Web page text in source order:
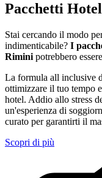
Pacchetti
Stai cercando il modo
indimenticabile? I
Rimini potrebbero
La formula all inclusive
ottimizzare il tuo tempo
hotel. Addio allo stress
un'esperienza di
curato per garantirti il
Scopri di più